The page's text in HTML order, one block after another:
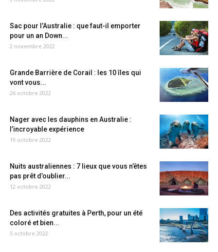
Sac pour l’Australie : que faut-il emporter
pour un an Down...
2 novembre 2022
Grande Barrière de Corail : les 10 îles qui
vont vous...
26 octobre 2022
Nager avec les dauphins en Australie :
l’incroyable expérience
19 octobre 2022
Nuits australiennes : 7 lieux que vous n’êtes
pas prêt d’oublier...
12 octobre 2022
Des activités gratuites à Perth, pour un été
coloré et bien...
5 octobre 2022